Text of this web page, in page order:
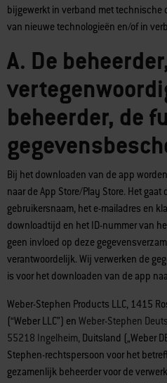
bijgewerkt in verband met
van nieuwe technologieën en/of in
A. De
beheerder, de
Bij het downloaden van de app
naar de App Store/Play Store. Het gaat
gebruikersnaam, het e-mailadres en
downloadtijd en het ID-nummer van
geen invloed op deze
verantwoordelijk. Wij verwerken de
is voor het downloaden van de app
Weber-Stephen Products LLC, 1415
(“Weber LLC”) en Weber-Stephen
55218 Ingelheim, Duitsland („Weber
Stephen-rechtspersoon voor het
gezamenlijk beheerder voor de